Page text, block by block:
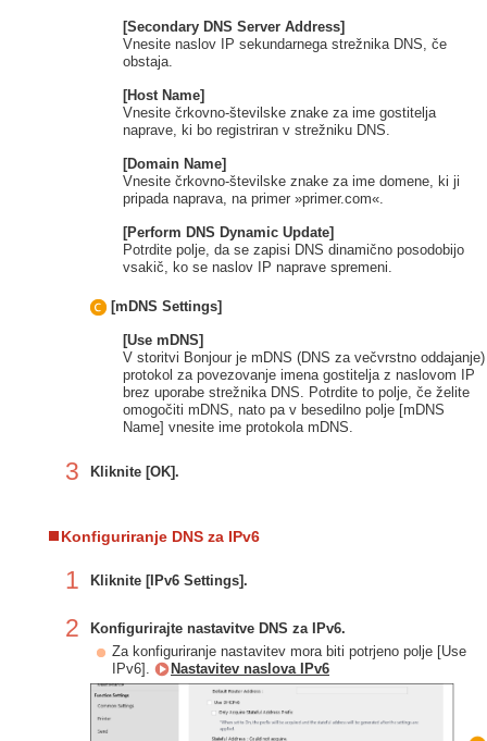
[Secondary DNS Server Address]
Vnesite naslov IP sekundarnega strežnika DNS, če
obstaja.
[Host Name]
Vnesite črkovno-številske znake za ime gostitelja
naprave, ki bo registriran v strežniku DNS.
[Domain Name]
Vnesite črkovno-številske znake za ime domene, ki ji
pripada naprava, na primer »primer.com«.
[Perform DNS Dynamic Update]
Potrdite polje, da se zapisi DNS dinamično posodobijo
vsakič, ko se naslov IP naprave spremeni.
[mDNS Settings]
[Use mDNS]
V storitvi Bonjour je mDNS (DNS za večvrstno oddajanje)
protokol za povezovanje imena gostitelja z naslovom IP
brez uporabe strežnika DNS. Potrdite to polje, če želite
omogočiti mDNS, nato pa v besedilno polje [mDNS
Name] vnesite ime protokola mDNS.
3 Kliknite [OK].
Konfiguriranje DNS za IPv6
1 Kliknite [IPv6 Settings].
2
Konfigurirajte nastavitve DNS za IPv6.
Za konfiguriranje nastavitev mora biti potrjeno polje [Use
IPv6].
Nastavitev naslova IPv6